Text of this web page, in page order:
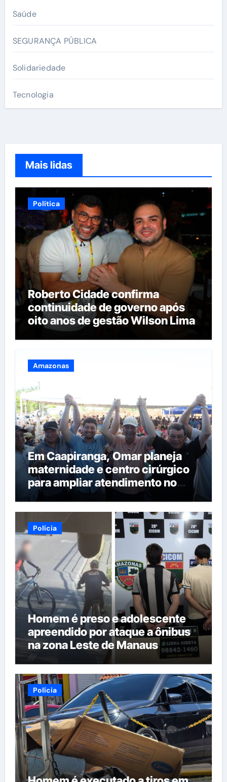
Saúde
SEGURANÇA PÚBLICA
Solidariedade
Tecnologia
Mais lidas
Política
Roberto Cidade confirma
continuidade de governo após
oito anos de gestão Wilson Lima
Amazonas
Em Caapiranga, Omar planeja
maternidade e centro cirúrgico
para ampliar atendimento no
interior
Polícia
Homem é preso e adolescente
apreendido por ataque a ônibus
na zona Leste de Manaus
Polícia